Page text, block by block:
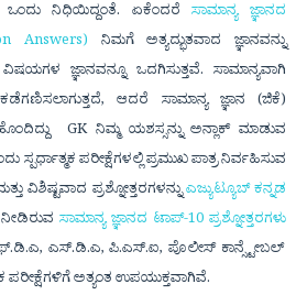
ಒಂದು ನಿಧಿಯಿದ್ದಂತೆ. ಏಕೆಂದರೆಸಾಮಾನ್ಯ ಜ್ಞಾನದ
Answers) ನಿಮಗೆ ಅತ್ಯದ್ಭುತವಾದ ಜ್ಞಾನವನ್ನು
ಜ್ಞಾನವನ್ನೂ ಒದಗಿಸುತ್ತವೆ. ಸಾಮಾನ್ಯವಾಗಿ
ಆದರೆ ಸಾಮಾನ್ಯ ಜ್ಞಾನ (ಜಿಕೆ)
GK ನಿಮ್ಮ ಯಶಸ್ಸನ್ನು ಅನ್ಲಾಕ್ ಮಾಡುವ
ಸ್ಪರ್ಧಾತ್ಮಕ ಪರೀಕ್ಷೆಗಳಲ್ಲಿ ಪ್ರಮುಖ ಪಾತ್ರ ನಿರ್ವಹಿಸುವ
ವಿಶಿಷ್ಟವಾದ ಪ್ರಶ್ನೋತ್ತರಗಳನ್ನುಎಜ್ಯುಟ್ಯೂಬ್ ಕನ್ನಡ
ನೀಡಿರುವಸಾಮಾನ್ಯ ಜ್ಞಾನದ ಟಾಪ್-10 ಪ್ರಶ್ನೋತ್ತರಗಳು
ಎಸ್.ಡಿ.ಎ, ಪಿ.ಎಸ್.ಐ, ಪೊಲೀಸ್ ಕಾನ್ಸ್ಟೇಬಲ್
ಪರೀಕ್ಷೆಗಳಿಗೆ ಅತ್ಯಂತ ಉಪಯುಕ್ತವಾಗಿವೆ.